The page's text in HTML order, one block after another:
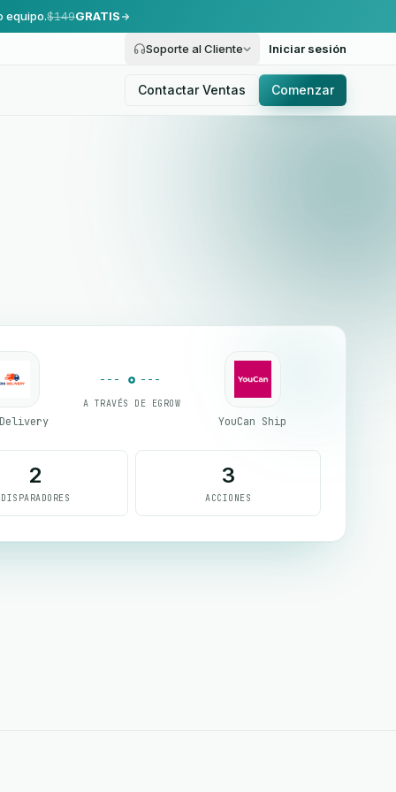
equipo.$149GRATIS
Soporte al Cliente Iniciar sesión
Contactar Ventas Comenzar
A TRAVÉS DE EGROW
YouCan Ship
2
DISPARADORES
3
ACCIONES